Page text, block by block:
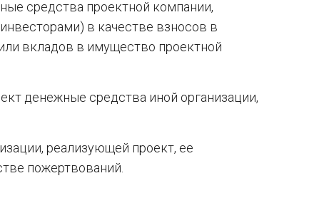
средства проектной компании,
в качестве взносов в
вкладов в имущество проектной
денежные средства иной организации,
реализующей проект, ее
пожертвований.